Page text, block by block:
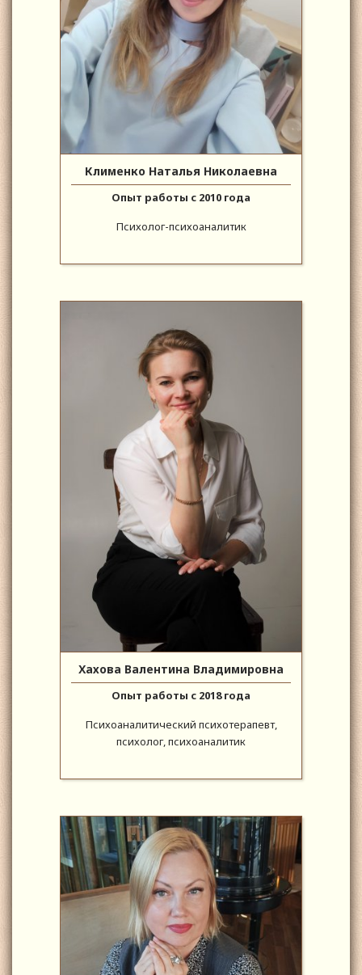
Клименко Наталья Николаевна
Опыт работы с 2010 года
Психолог-психоаналитик
Хахова Валентина Владимировна
Опыт работы с 2018 года
Психоаналитический психотерапевт,
психолог, психоаналитик